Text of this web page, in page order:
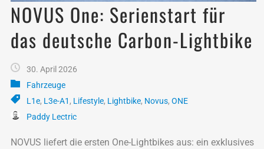
NOVUS One: Serienstart für
das deutsche Carbon-Lightbike
30. April 2026
Fahrzeuge
L1e, L3e-A1 , Lifestyle, Lightbike, Novus, ONE
Paddy Lectric
NOVUS liefert die ersten One-Lightbikes aus: ein exklusives